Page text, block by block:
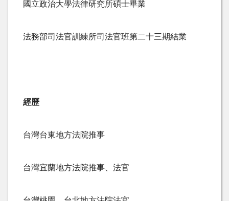
國立政治大學法律研究所碩士畢業
法務部司法官訓練所司法官班第二十三期結業
經歷
台灣台東地方法院推事
台灣宜蘭地方法院推事、法官